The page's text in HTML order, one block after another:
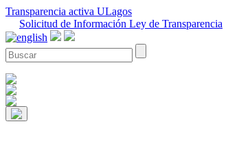
Transparencia activa ULagos
Solicitud de Información Ley de Transparencia